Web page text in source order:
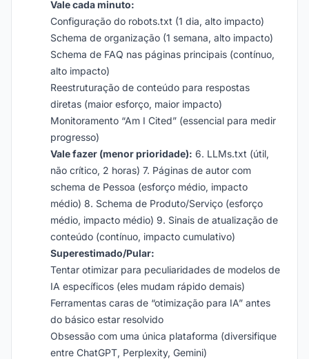
Vale cada minuto:
Configuração do robots.txt (1 dia, alto impacto)
Schema de organização (1 semana, alto impacto)
Schema de FAQ nas páginas principais (contínuo,
alto impacto)
Reestruturação de conteúdo para respostas
diretas (maior esforço, maior impacto)
Monitoramento “Am I Cited” (essencial para medir
progresso)
Vale fazer (menor prioridade): 6. LLMs.txt (útil,
não crítico, 2 horas) 7. Páginas de autor com
schema de Pessoa (esforço médio, impacto
médio) 8. Schema de Produto/Serviço (esforço
médio, impacto médio) 9. Sinais de atualização de
conteúdo (contínuo, impacto cumulativo)
Superestimado/Pular:
Tentar otimizar para peculiaridades de modelos de
IA específicos (eles mudam rápido demais)
Ferramentas caras de “otimização para IA” antes
do básico estar resolvido
Obsessão com uma única plataforma (diversifique
entre ChatGPT, Perplexity, Gemini)